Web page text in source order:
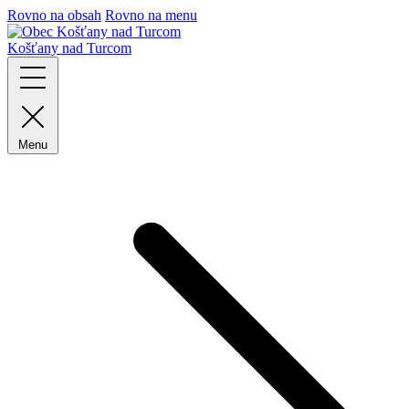
Rovno na obsah Rovno na menu
Košťany nad Turcom
Menu